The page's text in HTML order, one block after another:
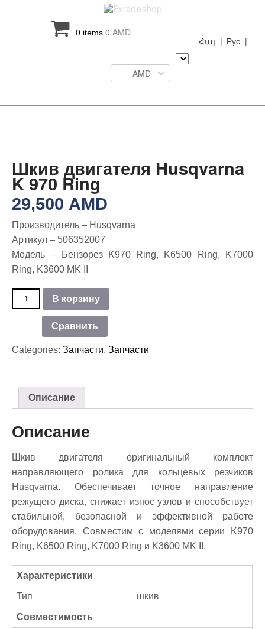
0 items 0 AMD
Рус |
Հայ |
AMD
Шкив двигателя Husqvarna
K 970 Ring
29,500 AMD
Производитель – Husqvarna
Артикул – 506352007
Модель – Бензорез K970 Ring, K6500 Ring, K7000
Ring, K3600 MK II
Количество
двигателя
K
В корзину
Сравнить
Categories: Запчасти, Запчасти
Описание
Описание
Шкив двигателя оригинальный комплект
направляющего ролика для кольцевых резчиков
Husqvarna. Обеспечивает точное направление
режущего диска, снижает износ узлов и способствует
стабильной, безопасной и эффективной работе
оборудования. Совместим с моделями серии K970
Ring, K6500 Ring, K7000 Ring и K3600 MK II.
Характеристики
Тип шкив
Совместимость